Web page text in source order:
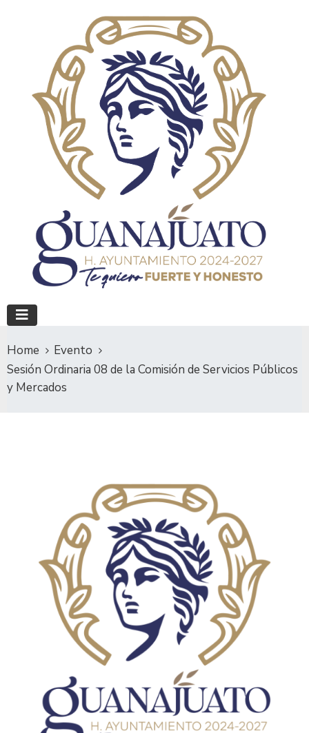
Home
Evento
Sesión Ordinaria 08 de la Comisión de Servicios Públicos
y Mercados